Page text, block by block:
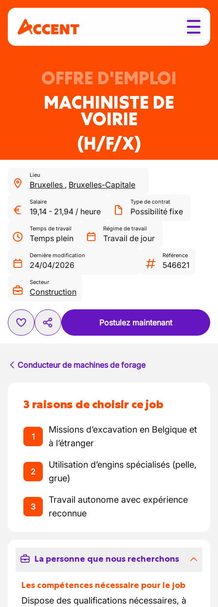
OFFRE D'EMPLOI
MACHINISTE DE
VOIRIE
(H/F/X)
Lieu
Bruxelles , Bruxelles-Capitale
Salaire
19,14 - 21,94 / heure
Type de contrat
Possibilité fixe
Temps de travail
Temps plein
Régime de travail
Travail de jour
Dernière modification
24/04/2026
Référence
546621
Secteur
Construction
Postulez maintenant
Conducteur de machines de forage
3 raisons de choisir ce job
1
Missions d’excavation en Belgique et
à l’étranger
2
Utilisation d’engins spécialisés (pelle,
grue)
3
Travail autonome avec expérience
reconnue
La personne que nous recherchons
Les compétences nécessaire pour le job
Dispose des qualifications nécessaires, à